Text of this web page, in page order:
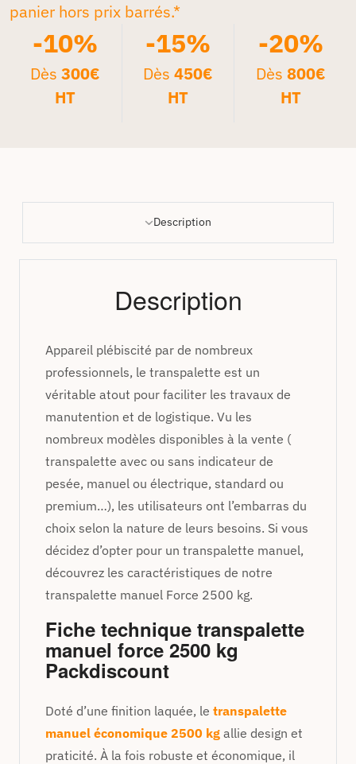
panier hors prix barrés.*
-10%
Dès300€
HT
-15%
Dès 450€
HT
-20%
Dès 800€
HT
Description
Description
Appareil plébiscité par de nombreux
professionnels, le transpalette est un
véritable atout pour faciliter les travaux de
manutention et de logistique. Vu les
nombreux modèles disponibles à la vente (
transpalette avec ou sans indicateur de
pesée, manuel ou électrique, standard ou
premium…), les utilisateurs ont l’embarras du
choix selon la nature de leurs besoins. Si vous
décidez d’opter pour un transpalette manuel,
découvrez les caractéristiques de notre
transpalette manuel Force 2500 kg.
Fiche technique transpalette
manuel force 2500 kg
Packdiscount
Doté d’une finition laquée, le transpalette
manuel économique 2500 kg allie design et
praticité. À la fois robuste et économique, il